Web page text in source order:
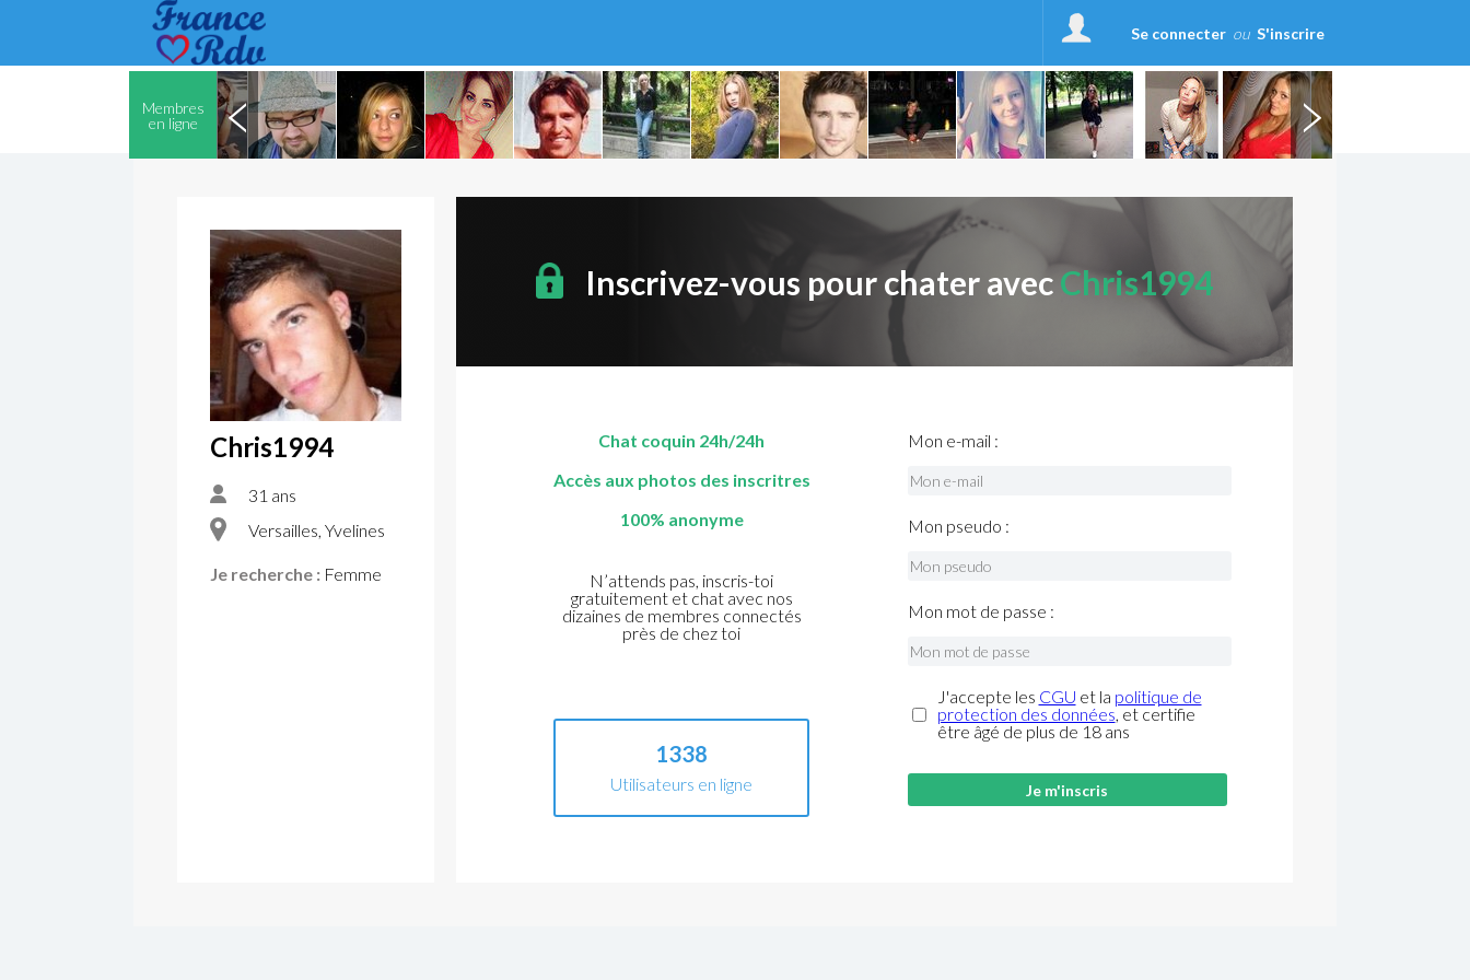
Se connecter ou S'inscrire
Membres
en ligne
Chris1994
31 ans
Versailles, Yvelines
Je recherche : Femme
Inscrivez-vous pour chater avecChris1994
Chat coquin 24h/24h
Accès aux photos des inscritres
100% anonyme
N’attends pas, inscris-toi
gratuitement et chat avec nos
dizaines de membres connectés
près de chez toi
1338
Utilisateurs en ligne
Mon e-mail :
Mon pseudo :
Mon mot de passe :
J'accepte les CGU et la politique de
protection des données, et certifie
être âgé de plus de 18 ans